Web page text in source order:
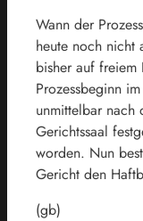
Wann der
heute noch nicht
bisher auf freiem
Prozessbeginn
unmittelbar nach
Gerichtssaal
worden. Nun
Gericht den
(gb)